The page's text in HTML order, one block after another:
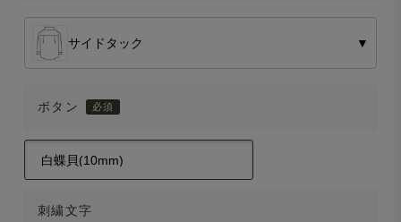
サイドタック ▼
ボタン
刺繍文字